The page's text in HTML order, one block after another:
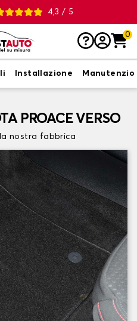
4,3 / 5
0
Installazione
PROACE VERSO
nostra fabbrica